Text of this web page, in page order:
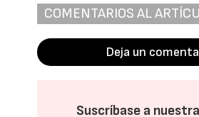
COMENTARIOS AL
Deja un
Suscríbase a nuestra